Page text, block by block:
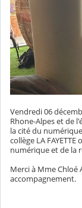
Vendredi 06
Rhone-Alpes et de
la cité du
collège LA
numérique et de la
Merci à Mme Chloé
accompagnement.